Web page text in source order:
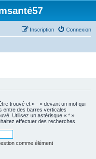
Connexion
Inscription
trouvé et « - » devant un mot qui
entre des barres verticales
Utilisez un astérisque « * »
effectuer des recherches
comme élément